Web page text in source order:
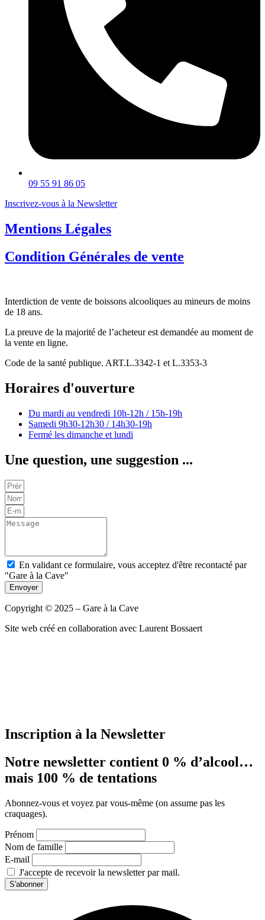
09 55 91 86 05
Inscrivez-vous à la Newsletter
Mentions Légales
Condition Générales de vente
Interdiction de vente de boissons alcooliques au mineurs de moins
de 18 ans.
La preuve de la majorité de l’acheteur est demandée au moment de
la vente en ligne.
Code de la santé publique. ART.L.3342-1 et L.3353-3
Horaires d'ouverture
Du mardi au vendredi 10h-12h / 15h-19h
Samedi 9h30-12h30 / 14h30-19h
Fermé les dimanche et lundi
Une question, une suggestion ...
En validant ce formulaire, vous acceptez d'être recontacté par
"Gare à la Cave"
Envoyer
Copyright © 2025 – Gare à la Cave
Site web créé en collaboration avec Laurent Bossaert
Inscription à la Newsletter
Notre newsletter contient 0 % d’alcool…
mais 100 % de tentations
Abonnez-vous et voyez par vous-même (on assume pas les
craquages).
Prénom
Nom de famille
E-mail
J'accepte de recevoir la newsletter par mail.